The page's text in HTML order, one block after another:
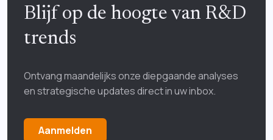
Blijf op de hoogte van R&D
trends
Ontvang maandelijks onze diepgaande analyses
en strategische updates direct in uw inbox.
Aanmelden